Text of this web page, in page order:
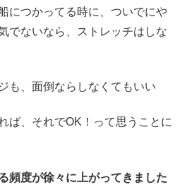
につかってる時に、ついでにや
でないなら、ストレッチはしな
も、面倒ならしなくてもいい
ば、それでOK！って思うことに
頻度が徐々に上がってきました